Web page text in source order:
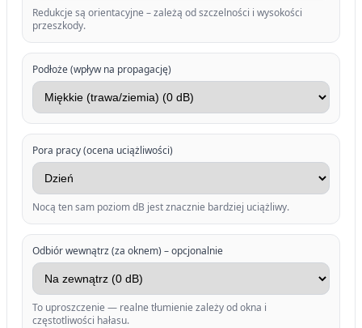
Redukcje są orientacyjne – zależą od szczelności i wysokości
przeszkody.
Podłoże (wpływ na propagację)
Pora pracy (ocena uciążliwości)
Nocą ten sam poziom dB jest znacznie bardziej uciążliwy.
Odbiór wewnątrz (za oknem) – opcjonalnie
To uproszczenie — realne tłumienie zależy od okna i
częstotliwości hałasu.